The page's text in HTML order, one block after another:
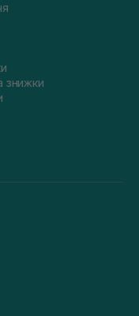
знижки